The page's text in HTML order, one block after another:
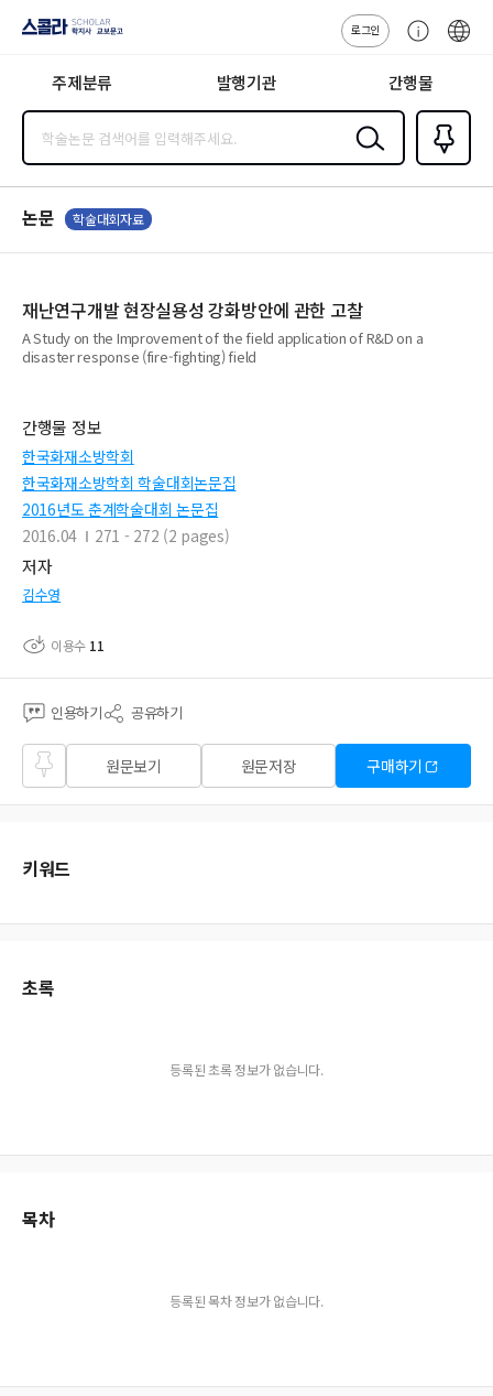
지사·교보문고
로그인
센
주제분류 발행기관 간행물
검색
즐겨찾
기0
논문 학술대회자료
재난연구개발 현장실용성 강화방안에 관한 고찰
A Study on the Improvement of the field application of R&D on a
disaster response (fire-fighting) field
간행물 정보
한국화재소방학회
한국화재소방학회 학술대회논문집
2016년도 춘계학술대회 논문집
2016.04
271 - 272 (2 pages)
저자
김수영
이용수 11
인용하기 공유하기
즐겨
찾기
원문보기 원문저장 구매하기
키워드
초록
등록된 초록 정보가 없습니다.
목차
등록된 목차 정보가 없습니다.